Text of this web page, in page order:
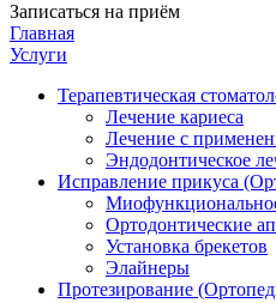
Записаться на приём
Главная
Услуги
Терапевтическая
Лечение кариеса
Лечение с
Эндодонтическое
Исправление прикуса
Ортодонтические
Установка брекетов
Элайнеры
Протезирование